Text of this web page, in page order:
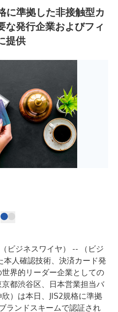
に準拠した非接触型カ
な発行企業およびフィ
提供
（ビジネスワイヤ） -- （ビジ
人確認技術、決済カード発
界的リーダー企業としての
都渋谷区、日本営業担当バ
）は本日、JIS2規格に準拠
ランドスキームで認証され